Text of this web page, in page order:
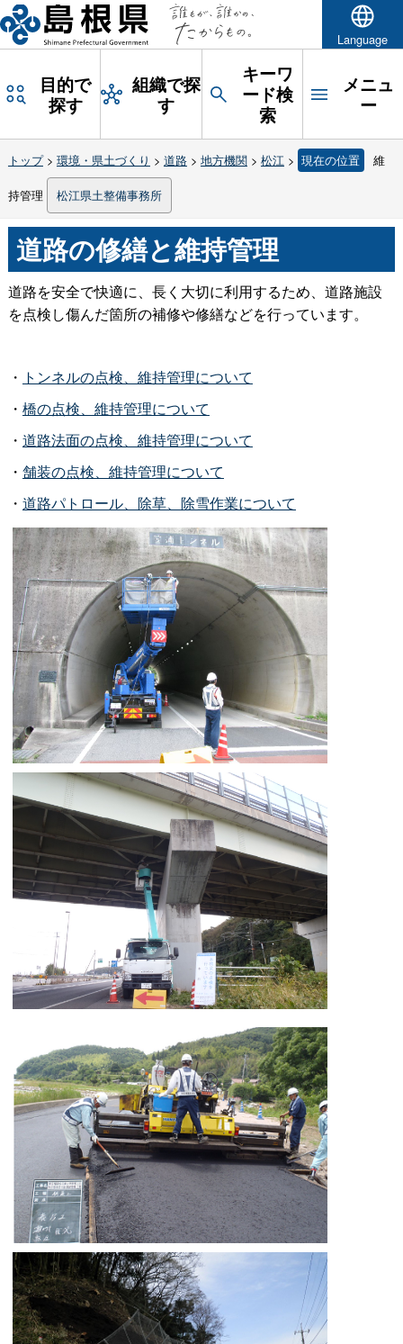
Language
目的で
探す
組織で探
す
キーワ
ード検
索
メニュ
ー
トップ> 環境・県土づくり > 道路> 地方機関> 松江> 現在の位置 維
持管理 松江県土整備事務所
道路の修繕と維持管理
道路を安全で快適に、長く大切に利用するため、道路施設
を点検し傷んだ箇所の補修や修繕などを行っています。
・ トンネルの点検、維持管理について
・ 橋の点検、維持管理について
・ 道路法面の点検、維持管理について
・ 舗装の点検、維持管理について
・ 道路パトロール、除草、除雪作業について